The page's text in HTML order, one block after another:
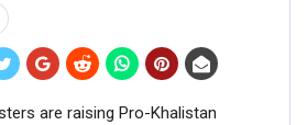
are raising Pro-Khalistan